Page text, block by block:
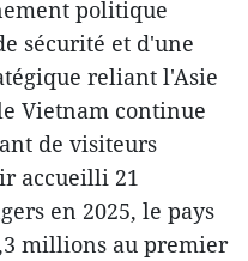
politique
sécurité et d'une
reliant l'Asie
Vietnam continue
de visiteurs
accueilli 21
en 2025, le pays
millions au premier